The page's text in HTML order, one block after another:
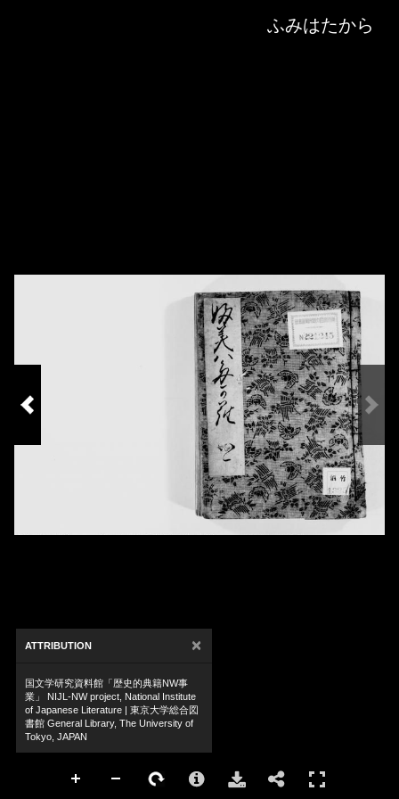
ふみはたから
ATTRIBUTION ×
国文学研究資料館「歴史的典籍NW事
業」 NIJL-NW project, National Institute
of Japanese Literature | 東京大学総合図
書館 General Library, The University of
Tokyo, JAPAN